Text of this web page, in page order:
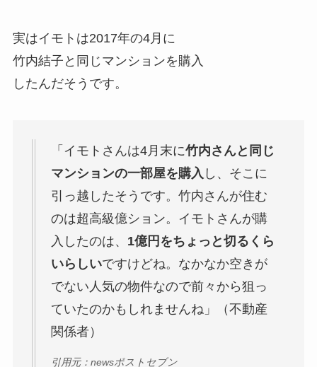
実はイモトは2017年の4月に
竹内結子と同じマンションを購入
したんだそうです。
「イモトさんは4月末に竹内さんと同じ
マンションの一部屋を購入 し、そこに
引っ越したそうです。竹内さんが住む
のは超高級億ション。イモトさんが購
入したのは、 1億円をちょっと切るくら
いらしいですけどね。なかなか空きが
でない人気の物件なので前々から狙っ
ていたのかもしれませんね」（不動産
関係者）
引用元：newsポストセブン